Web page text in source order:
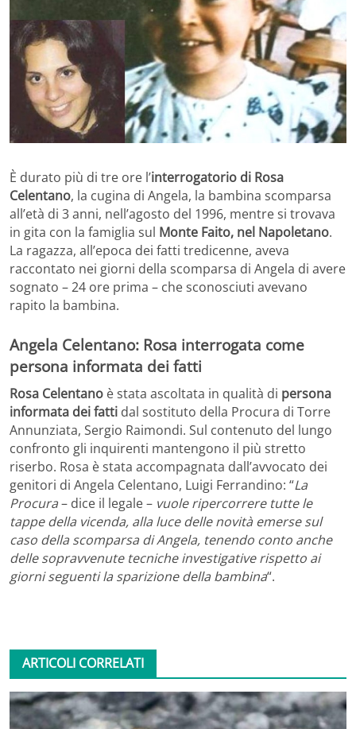
È durato più di tre ore l’interrogatorio di Rosa
Celentano, la cugina di Angela, la bambina scomparsa
all’età di 3 anni, nell’agosto del 1996, mentre si trovava
in gita con la famiglia sul Monte Faito, nel Napoletano.
La ragazza, all’epoca dei fatti tredicenne, aveva
raccontato nei giorni della scomparsa di Angela di avere
sognato – 24 ore prima – che sconosciuti avevano
rapito la bambina.
Angela Celentano: Rosa interrogata come
persona informata dei fatti
Rosa Celentano è stata ascoltata in qualità di persona
informata dei fatti dal sostituto della Procura di Torre
Annunziata, Sergio Raimondi. Sul contenuto del lungo
confronto gli inquirenti mantengono il più stretto
riserbo. Rosa è stata accompagnata dall’avvocato dei
genitori di Angela Celentano, Luigi Ferrandino: “La
Procura– dice il legale – vuole ripercorrere tutte le
tappe della vicenda, alla luce delle novità emerse sul
caso della scomparsa di Angela, tenendo conto anche
delle sopravvenute tecniche investigative rispetto ai
giorni seguenti la sparizione della bambina“.
ARTICOLI CORRELATI